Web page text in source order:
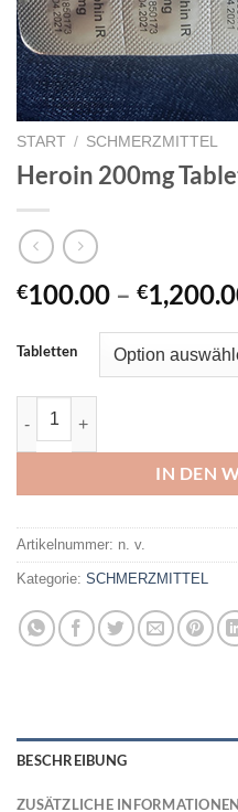
START / SCHMERZMITTEL
Heroin 200mg
€100.00 – €
Tabletten
Heroin 200mg Tabletten Menge
IN DEN
Artikelnummer: n. v.
Kategorie: SCHMERZMITTEL
BESCHREIBUNG
ZUSÄTZLICHE INFORMATIONEN